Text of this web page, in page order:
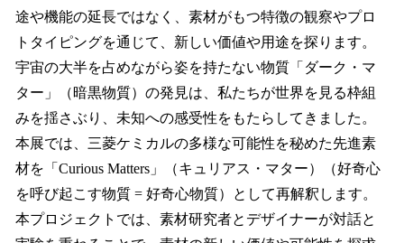
途や機能の延長ではなく、素材がもつ特徴の観察やプロ
トタイピングを通じて、新しい価値や用途を探ります。
宇宙の大半を占めながら姿を持たない物質「ダーク・マ
ター」（暗黒物質）の発見は、私たちが世界を見る枠組
みを揺さぶり、未知への感受性をもたらしてきました。
本展では、三菱ケミカルの多様な可能性を秘めた先進素
材を「Curious Matters」（キュリアス・マター）（好奇心
を呼び起こす物質 = 好奇心物質）として再解釈します。
本プロジェクトでは、素材研究者とデザイナーが対話と